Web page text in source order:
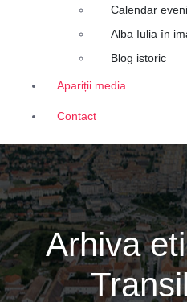
Calendar
Alba Iulia în
Blog istoric
Apariții media
Contact
Arhiva